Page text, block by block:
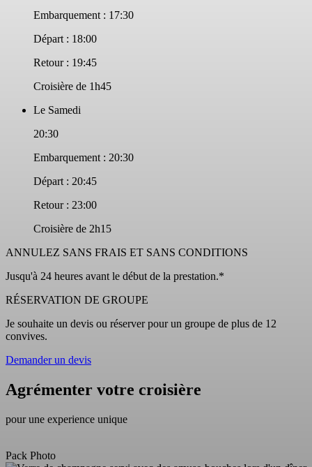
Embarquement : 17:30
Départ : 18:00
Retour : 19:45
Croisière de 1h45
Le Samedi
20:30
Embarquement : 20:30
Départ : 20:45
Retour : 23:00
Croisière de 2h15
ANNULEZ SANS FRAIS ET SANS CONDITIONS
Jusqu'à 24 heures avant le début de la prestation.*
RÉSERVATION DE GROUPE
Je souhaite un devis ou réserver pour un groupe de plus de 12
convives.
Demander un devis
Agrémenter votre croisière
pour une experience unique
Pack Photo